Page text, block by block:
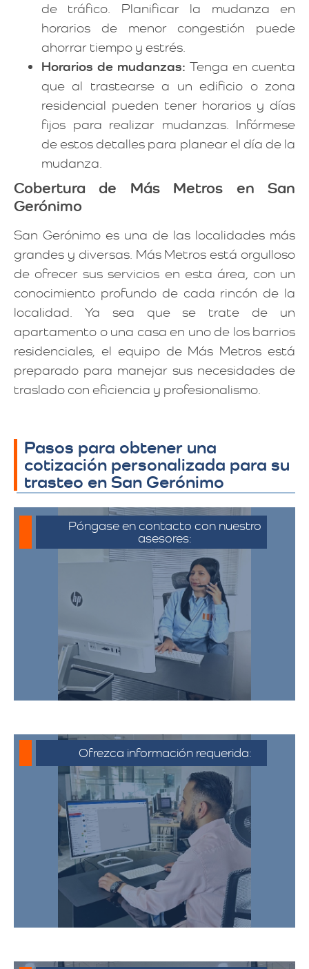
de tráfico. Planificar la mudanza en
horarios de menor congestión puede
ahorrar tiempo y estrés.
Horarios de mudanzas: Tenga en cuenta
que al trastearse a un edificio o zona
residencial pueden tener horarios y días
fijos para realizar mudanzas. Infórmese
de estos detalles para planear el día de la
mudanza.
Cobertura de Más Metros en San
Gerónimo
San Gerónimo es una de las localidades más
grandes y diversas. Más Metros está orgulloso
de ofrecer sus servicios en esta área, con un
conocimiento profundo de cada rincón de la
localidad. Ya sea que se trate de un
apartamento o una casa en uno de los barrios
residenciales, el equipo de Más Metros está
preparado para manejar sus necesidades de
traslado con eficiencia y profesionalismo.
Pasos para obtener una
cotización personalizada para su
trasteo en San Gerónimo
Póngase en contacto con nuestro
asesores:
Para iniciar el proceso de solicitud de
cotización, puede comunicarse a través
de whatsapp haciendo click en cotizar.​
Ofrezca información requerida:
Debe proporcionar información detallada
sobre la mudanza, incluyendo la dirección
de origen y destino, el tipo y cantidad de
pertenencias.​